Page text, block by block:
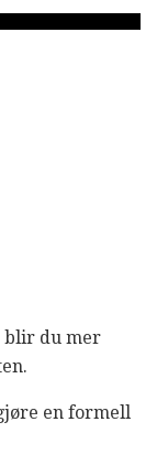
blir du mer
en formell